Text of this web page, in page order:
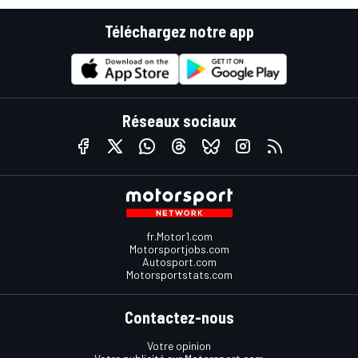
Téléchargez notre app
Réseaux sociaux
fr.Motor1.com
Motorsportjobs.com
Autosport.com
Motorsportstats.com
Contactez-nous
Votre opinion